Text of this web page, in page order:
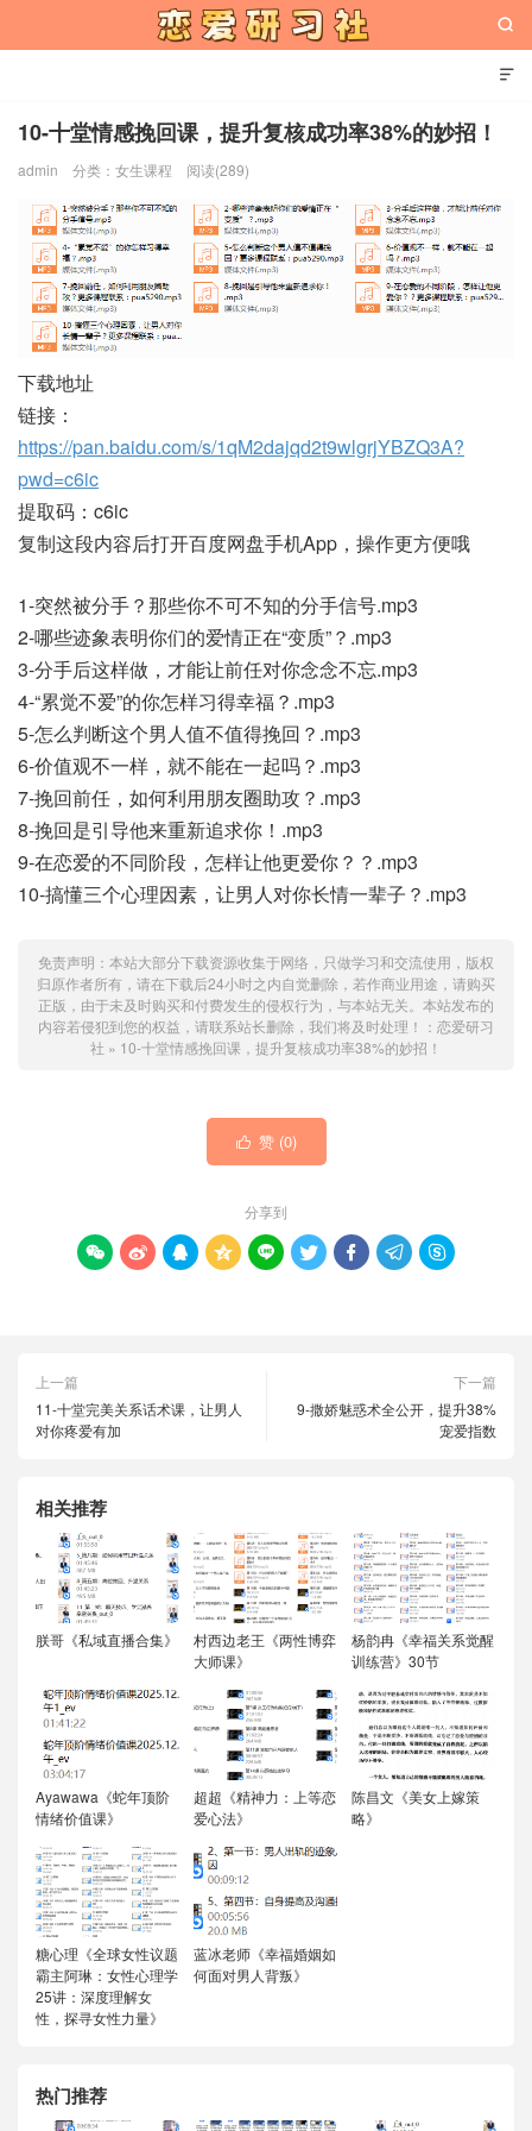


10-十堂情感挽回课，提升复核成功率38%的妙招！
admin 分类： 女生课程 阅读(289)
下载地址
链接：
https://pan.baidu.com/s/1qM2dajqd2t9wlgrjYBZQ3A?
pwd=c6ic
提取码：c6ic
复制这段内容后打开百度网盘手机App，操作更方便哦
1-突然被分手？那些你不可不知的分手信号.mp3
2-哪些迹象表明你们的爱情正在“变质”？.mp3
3-分手后这样做，才能让前任对你念念不忘.mp3
4-“累觉不爱”的你怎样习得幸福？.mp3
5-怎么判断这个男人值不值得挽回？.mp3
6-价值观不一样，就不能在一起吗？.mp3
7-挽回前任，如何利用朋友圈助攻？.mp3
8-挽回是引导他来重新追求你！.mp3
9-在恋爱的不同阶段，怎样让他更爱你？？.mp3
10-搞懂三个心理因素，让男人对你长情一辈子？.mp3
免责声明：本站大部分下载资源收集于网络，只做学习和交流使用，版权
归原作者所有，请在下载后24小时之内自觉删除，若作商业用途，请购买
正版，由于未及时购买和付费发生的侵权行为，与本站无关。本站发布的
内容若侵犯到您的权益，请联系站长删除，我们将及时处理！： 恋爱研习
社 » 10-十堂情感挽回课，提升复核成功率38%的妙招！
 赞 (0)
分享到
        
上一篇
11-十堂完美关系话术课，让男人
对你疼爱有加
下一篇
9-撒娇魅惑术全公开，提升38%
宠爱指数
相关推荐
朕哥《私域直播合集》
村西边老王《两性博弈
大师课》
杨韵冉《幸福关系觉醒
训练营》30节
Ayawawa《蛇年顶阶
情绪价值课》
超超《精神力：上等恋
爱心法》
陈昌文《美女上嫁策
略》
糖心理《全球女性议题
霸主阿琳：女性心理学
25讲：深度理解女
性，探寻女性力量》
蓝冰老师《幸福婚姻如
何面对男人背叛》
热门推荐